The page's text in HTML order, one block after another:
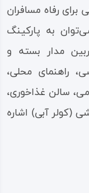
رفاه مسافران
به پارکینگ
مدار بسته و
راهنمای محلی،
سالن غذاخوری،
(کولر آبی) اشاره